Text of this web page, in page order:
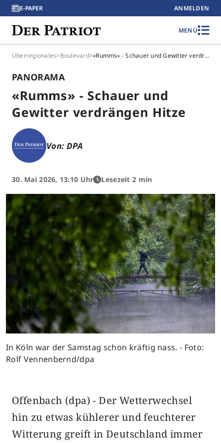
E-PAPER ANMELDEN
MENÜ
Überregionales>Boulevard> «Rumms» - Schauer und Gewitter verdrängen Hitze
PANORAMA
«Rumms» - Schauer und
Gewitter verdrängen Hitze
Von: DPA
30. Mai 2026, 13:10 Uhr Lesezeit 2 min
In Köln war der Samstag schon kräftig nass. - Foto:
Rolf Vennenbernd/dpa
Offenbach (dpa) - Der Wetterwechsel
hin zu etwas kühlerer und feuchterer
Witterung greift in Deutschland immer